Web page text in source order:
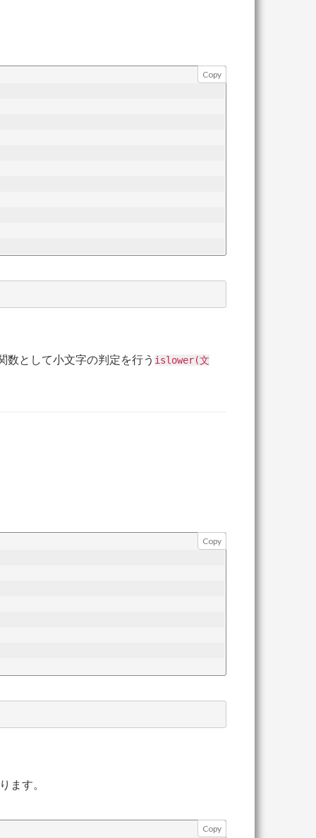
Copy
数として小文字の判定を行う islower(文
Copy
ます。
Copy